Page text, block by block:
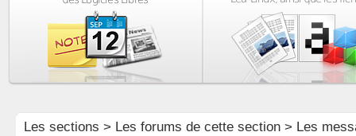
Les sections > Les forums de cette section> Les